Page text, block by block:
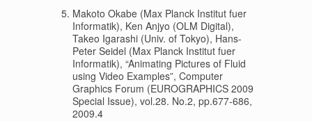
Makoto Okabe (Max Planck Institut fuer
Informatik), Ken Anjyo (OLM Digital),
Takeo Igarashi (Univ. of Tokyo), Hans-
Peter Seidel (Max Planck Institut fuer
Informatik), “Animating Pictures of Fluid
using Video Examples”, Computer
Graphics Forum (EUROGRAPHICS 2009
Special Issue), vol.28. No.2, pp.677-686,
2009.4